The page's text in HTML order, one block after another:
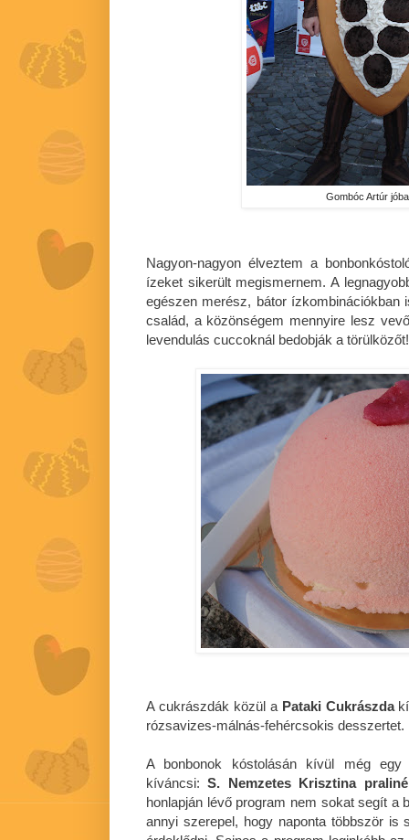
Gombóc Artúr
Nagyon-nagyon élveztem a
ízeket sikerült megismernem. A
egészen merész, bátor ízkombinációkban
család, a közönségem mennyire lesz
levendulás cuccoknál bedobják a
A cukrászdák közül a Pataki Cukrászda
rózsavizes-málnás-fehércsokis desszertet.
A bonbonok kóstolásán kívül még egy
kíváncsi:S. Nemzetes Krisztina
honlapján lévő program nem sokat segít a
annyi szerepel, hogy naponta többször is